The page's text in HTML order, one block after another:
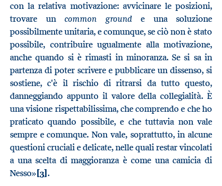
con la relativa motivazione: avvicinare le posizioni,
trovare un common ground e una soluzione
possibilmente unitaria, e comunque, se ciò non è stato
possibile, contribuire ugualmente alla motivazione,
anche quando si è rimasti in minoranza. Se si sa in
partenza di poter scrivere e pubblicare un dissenso, si
sostiene, c'è il rischio di ritrarsi da tutto questo,
danneggiando appunto il valore della collegialità. È
una visione rispettabilissima, che comprendo e che ho
praticato quando possibile, e che tuttavia non vale
sempre e comunque. Non vale, soprattutto, in alcune
questioni cruciali e delicate, nelle quali restar vincolati
a una scelta di maggioranza è come una camicia di
Nesso»[3].